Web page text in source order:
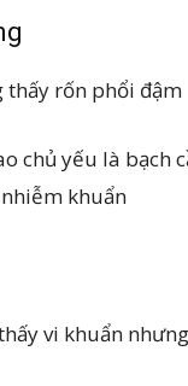
thấy rốn phổi đậm
chủ yếu là bạch
khuẩn
vi khuẩn